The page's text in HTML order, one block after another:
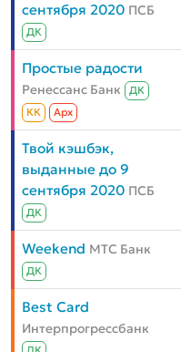
сентября 2020 ПСБ
ДК
Простые радости
Ренессанс Банк
ДК
КК
Aрх
Твой кэшбэк,
выданные до 9
сентября 2020 ПСБ
ДК
Weekend МТС Банк
ДК
Best Card
Интерпрогрессбанк